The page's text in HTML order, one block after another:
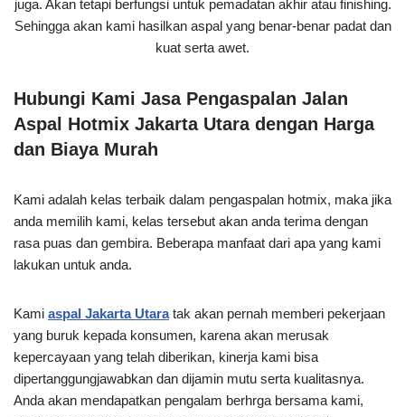
juga. Akan tetapi berfungsi untuk pemadatan akhir atau finishing.
Sehingga akan kami hasilkan aspal yang benar-benar padat dan
kuat serta awet.
Hubungi Kami Jasa Pengaspalan Jalan
Aspal Hotmix Jakarta Utara dengan Harga
dan Biaya Murah
Kami adalah kelas terbaik dalam pengaspalan hotmix, maka jika
anda memilih kami, kelas tersebut akan anda terima dengan
rasa puas dan gembira. Beberapa manfaat dari apa yang kami
lakukan untuk anda.
Kami aspal Jakarta Utaratak akan pernah memberi pekerjaan
yang buruk kepada konsumen, karena akan merusak
kepercayaan yang telah diberikan, kinerja kami bisa
dipertanggungjawabkan dan dijamin mutu serta kualitasnya.
Anda akan mendapatkan pengalam berhrga bersama kami,